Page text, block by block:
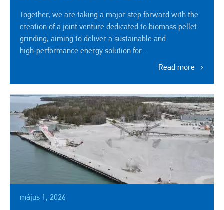
Together, we are taking a major step forward with the
creation of a joint venture dedicated to biomass pellet
grinding, aiming to deliver a sustainable and
high‑performance energy solution for...
Read more
május 1, 2026